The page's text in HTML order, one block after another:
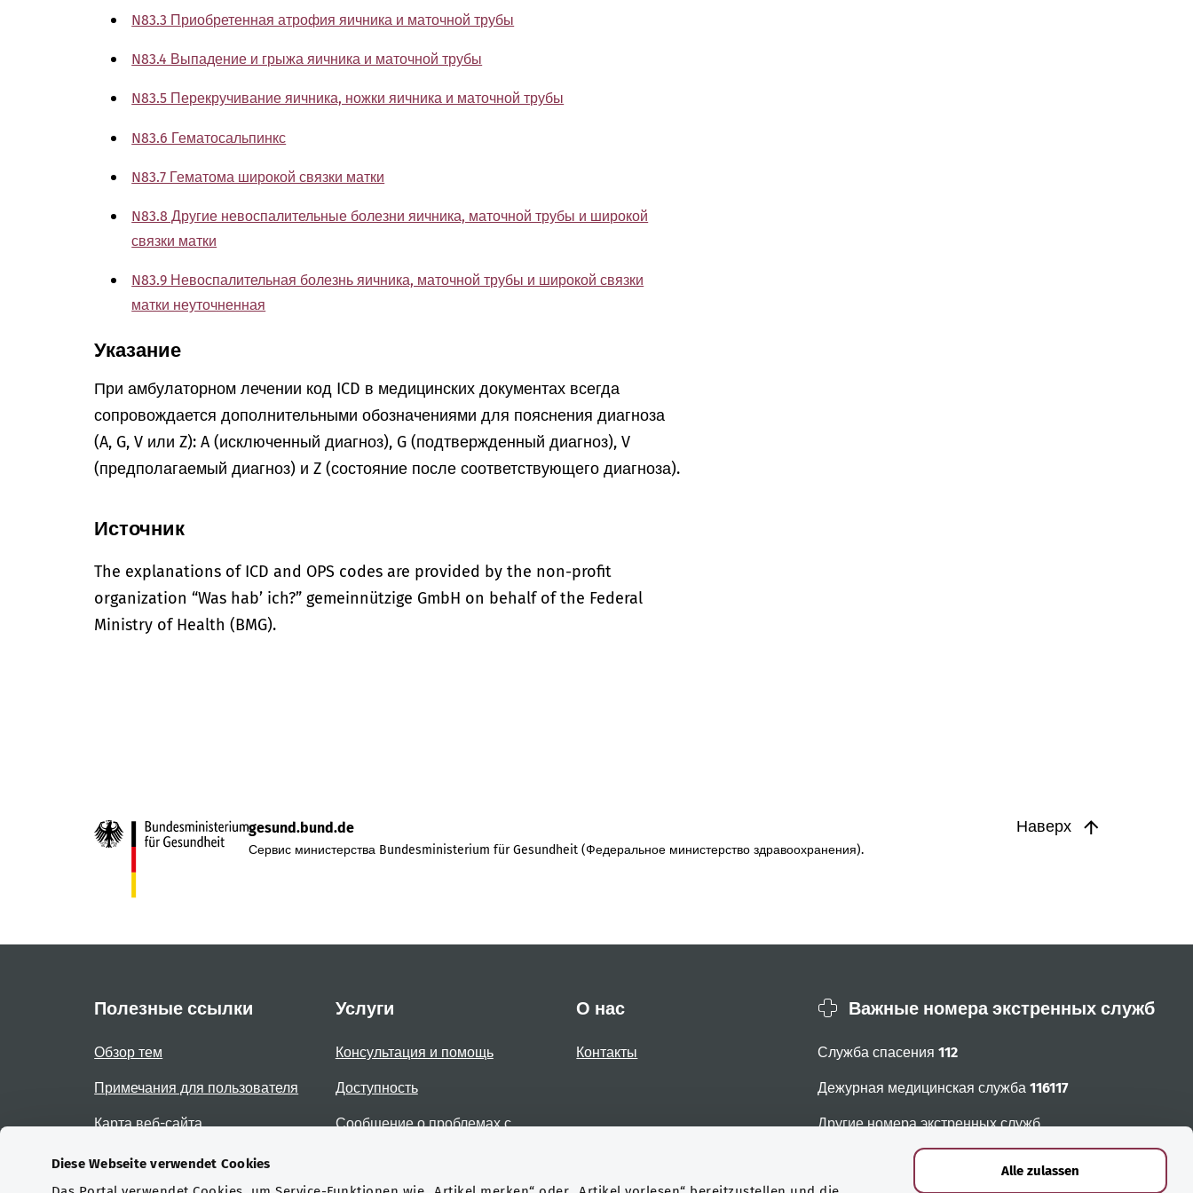
Diese Webseite verwendet Cookies
Alle zulassen
N83.3 Приобретенная атрофия яичника и маточной трубы
N83.4 Выпадение и грыжа яичника и маточной трубы
N83.5 Перекручивание яичника, ножки яичника и маточной трубы
N83.6 Гематосальпинкс
N83.7 Гематома широкой связки матки
N83.8 Другие невоспалительные болезни яичника, маточной трубы и широкой
связки матки
N83.9 Невоспалительная болезнь яичника, маточной трубы и широкой связки
матки неуточненная
Указание
При амбулаторном лечении код ICD в медицинских документах всегда
сопровождается дополнительными обозначениями для пояснения диагноза
(A, G, V или Z): A (исключенный диагноз), G (подтвержденный диагноз), V
(предполагаемый диагноз) и Z (состояние после соответствующего диагноза).
Источник
The explanations of ICD and OPS codes are provided by the non-profit
organization “Was hab’ ich?” gemeinnützige GmbH on behalf of the Federal
Ministry of Health (BMG).
Наверх
gesund.bund.de
Сервис министерства Bundesministerium für Gesundheit (Федеральное министерство здравоохранения).
Полезные ссылки
Обзор тем
Примечания для пользователя
Карта веб-сайта
Услуги
Консультация и помощь
Доступность
Сообщение о проблемах с
О нас
Контакты
Важные номера экстренных служб
Служба спасения 112
Дежурная медицинская служба 116117
Другие номера экстренных служб